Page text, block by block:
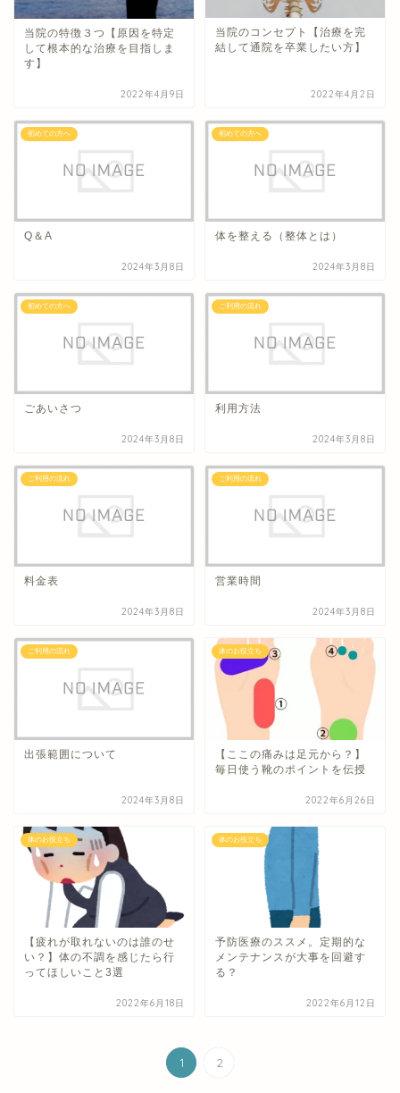
当院の特徴３つ【原因を特定
して根本的な治療を目指しま
す】
2022年4月9日
当院のコンセプト【治療を完
結して通院を卒業したい方】
2022年4月2日
初めての方へ
Q＆A
2024年3月8日
初めての方へ
体を整える（整体とは）
2024年3月8日
初めての方へ
ごあいさつ
2024年3月8日
ご利用の流れ
利用方法
2024年3月8日
ご利用の流れ
料金表
2024年3月8日
ご利用の流れ
営業時間
2024年3月8日
ご利用の流れ
出張範囲について
2024年3月8日
体のお役立ち
【ここの痛みは足元から？】
毎日使う靴のポイントを伝授
2022年6月26日
体のお役立ち
【疲れが取れないのは誰のせ
い？】体の不調を感じたら行
ってほしいこと3選
2022年6月18日
体のお役立ち
予防医療のススメ。定期的な
メンテナンスが大事を回避す
る？
2022年6月12日
1 2